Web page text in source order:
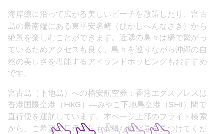
海岸線に沿って広がる美しいビーチを散策したり、宮古
島の最南端にある東平安名崎（ひがしへんなざき）から
絶景を楽しむことができます。近隣の島々は橋で繋がっ
ているためアクセスも良く、島々を巡りながら沖縄の自
然の美しさを堪能するアイランドホッピングもおすすめ
です。
宮古島（下地島）への格安航空券：香港エクスプレスは
香港国際空港（HKG）―みやこ下地島空港（SHI）間で
直行便を運航しています。本ページ上部のフライト検索
から、ご希望の日程で最もお得な航空券を見つけてくだ